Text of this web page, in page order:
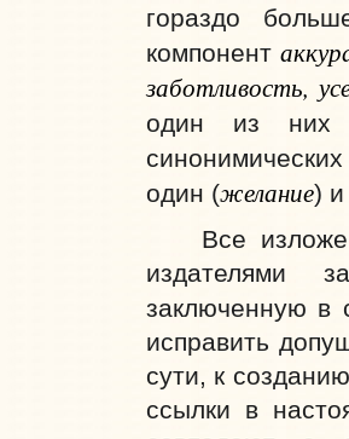
гораздо
компонент
заботливость,
один из
один (желание) и
Все
издателями
заключенную в
исправить
сути, к
ссылки в